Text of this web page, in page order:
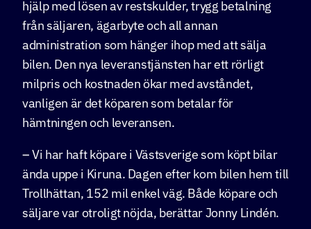
hjälp med lösen av restskulder, trygg betalning
från säljaren, ägarbyte och all annan
administration som hänger ihop med att sälja
bilen. Den nya leveranstjänsten har ett rörligt
milpris och kostnaden ökar med avståndet,
vanligen är det köparen som betalar för
hämtningen och leveransen.
– Vi har haft köpare i Västsverige som köpt bilar
ända uppe i Kiruna. Dagen efter kom bilen hem till
Trollhättan, 152 mil enkel väg. Både köpare och
säljare var otroligt nöjda, berättar Jonny Lindén.